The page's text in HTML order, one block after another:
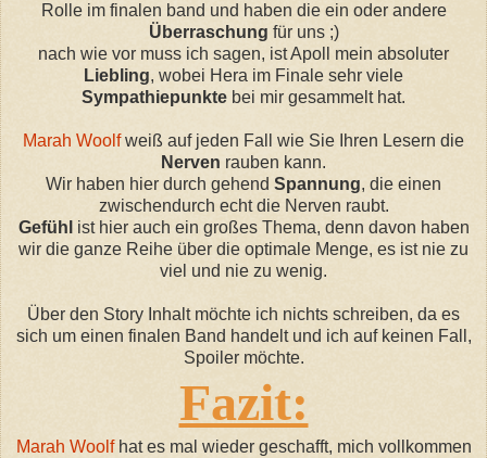
Rolle im finalen band und haben die ein oder andere
Überraschung für uns ;)
nach wie vor muss ich sagen, ist Apoll mein absoluter
Liebling, wobei Hera im Finale sehr viele
Sympathiepunkte bei mir gesammelt hat.
Marah Woolfweiß auf jeden Fall wie Sie Ihren Lesern die
Nerven rauben kann.
Wir haben hier durch gehend Spannung, die einen
zwischendurch echtdie Nerven raubt.
Gefühl ist hier auch ein großes Thema, denn davon haben
wir die ganze Reihe über die optimale Menge, es ist nie zu
viel und nie zu wenig.
Über den Story Inhalt möchte ich nichts schreiben, da es
sich um einen finalen Band handelt und ich auf keinen Fal l,
Spoiler möchte.
Fazit:
Marah Woolfhat esmal wieder geschafft, mich vollkommen